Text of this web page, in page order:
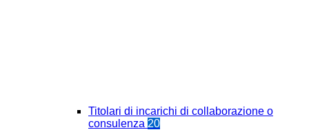
Titolari di incarichi di collaborazione o
consulenza 20